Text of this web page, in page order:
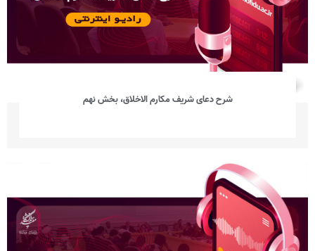
شرح دعای شریف مکارم الاخلاق، بخش نهم